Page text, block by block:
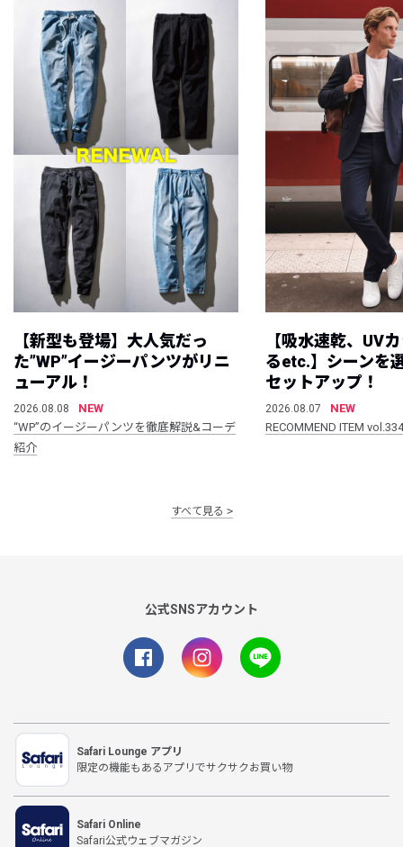
【新型も登場】大人気だっ
た”WP”イージーパンツがリニ
ューアル！
2026.08.08
NEW
“WP”のイージーパンツを徹底解説&コーデ
紹介
【吸水速乾、UV
るetc.】シーンを
セットアップ！
2026.08.07
NEW
RECOMMEND ITEM vol.334
すべて見る
公式SNSアカウント
Safari Lounge アプリ
限定の機能もあるアプリでサクサクお買い物
Safari Online
Safari公式ウェブマガジン